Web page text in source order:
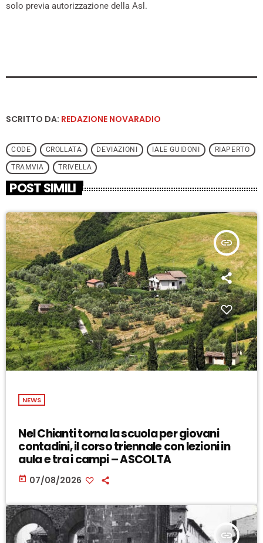
solo previa autorizzazione della Asl.
SCRITTO DA: REDAZIONE NOVARADIO
CODE CROLLATA DEVIAZIONI IALE GUIDONI RIAPERTO
TRAMVIA TRIVELLA
POST SIMILI
insert_link
NEWS
Nel Chianti torna la scuola per giovani
contadini, il corso triennale con lezioni in
aula e tra i campi – ASCOLTA
today 07/08/2026
insert_link